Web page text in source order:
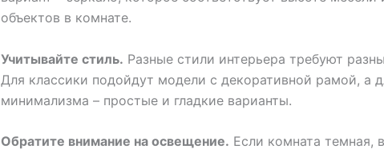
объектов в комнате.
Учитывайте стиль. Разные стили интерьера требуют
Для классики подойдут модели с декоративной рамой, а
минимализма – простые и гладкие варианты.
Обратите внимание на освещение. Если комната темная,